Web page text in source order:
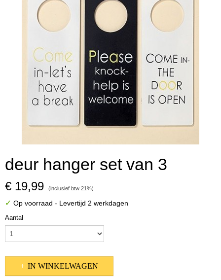
deur hanger set van 3
€ 19,99 (inclusief btw 21%)
✓ Op voorraad - Levertijd 2 werkdagen
Aantal
IN WINKELWAGEN